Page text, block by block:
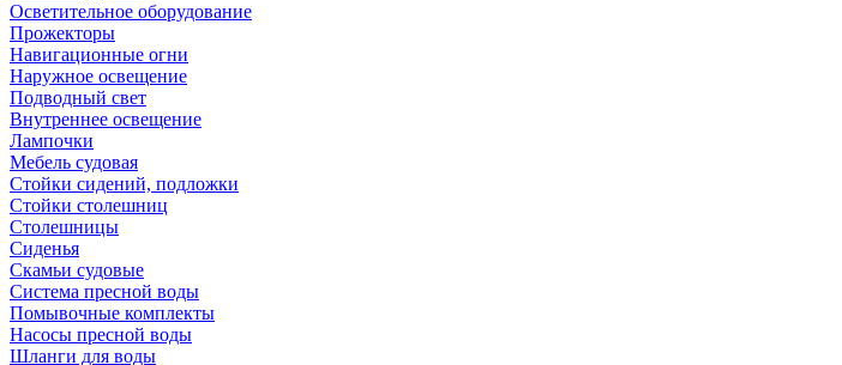
Осветительное оборудование
Прожекторы
Навигационные огни
Наружное освещение
Подводный свет
Внутреннее освещение
Лампочки
Мебель судовая
Стойки сидений, подложки
Стойки столешниц
Столешницы
Сиденья
Скамьи судовые
Система пресной воды
Помывочные комплекты
Насосы пресной воды
Шланги для воды